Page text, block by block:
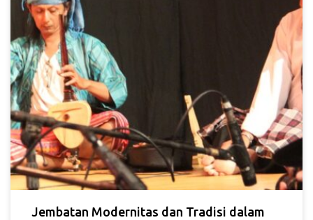
Jembatan Modernitas dan Tradisi dalam